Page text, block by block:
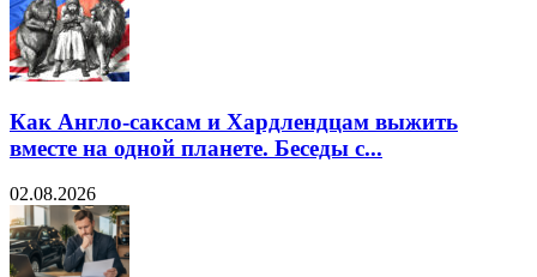
Как Англо-саксам и Хардлендцам выжить
вместе на одной планете. Беседы с...
02.08.2026